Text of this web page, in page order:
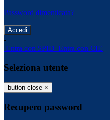
Password dimenticata?
-
Entra con SPID Entra con CIE
Seleziona utente
button close ×
Recupero password